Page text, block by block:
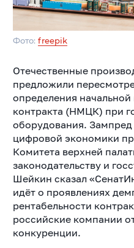
Фото: freepik
Отечественные
предложили
определения
контракта (НМЦК) при
оборудования.
цифровой экономики
Комитета верхней
законодательству и
Шейкин сказал
идёт о проявлениях
рентабельности
российские компании
конкуренции.